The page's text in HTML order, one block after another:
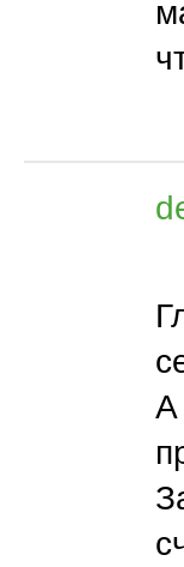
А